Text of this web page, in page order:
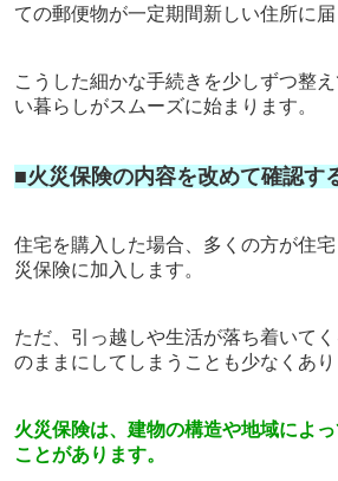
ての郵便物が一定期間新しい住所に届
こうした細かな手続きを少しずつ整
い暮らしがスムーズに始まります。
■火災保険の内容を改めて確認す
住宅を購入した場合、多くの方が住
災保険に加入します。
ただ、引っ越しや生活が落ち着いて
のままにしてしまうことも少なくあり
火災保険は、建物の構造や地域によ
ことがあります。